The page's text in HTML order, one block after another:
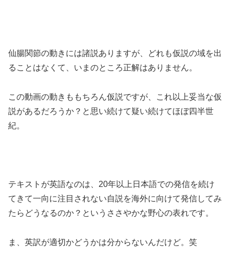
仙腸関節の動きには諸説ありますが、どれも仮説の域を出
ることはなくて、いまのところ正解はありません。
この動画の動きももちろん仮説ですが、これ以上妥当な仮
説があるだろうか？と思い続けて疑い続けてほぼ四半世
紀。
テキストが英語なのは、20年以上日本語での発信を続け
てきて一向に注目されない自説を海外に向けて発信してみ
たらどうなるのか？というささやかな野心の表れです。
ま、英訳が適切かどうかは分からないんだけど。笑